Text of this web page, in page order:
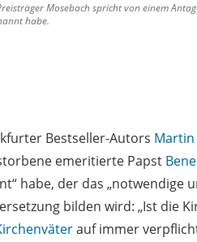
Mosebach spricht von einem
habe.
Bestseller-Autors Martin
emeritierte Papst
habe, der das „notwendige
bilden wird: „Ist die
auf immer